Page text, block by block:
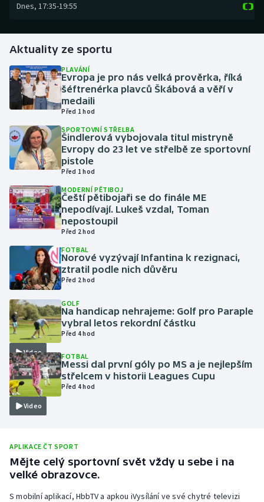
Futsal
Golf
Gymnastika
Házená
Judo
Krasobruslení
Lezení
Lyže a snowboard
Moderní pětiboj
Motorsport
Olympijské hry
Parasport
Plavání
Plážový volejbal
Rychlobruslení
Dnes, 17:35-19:55
Aktuality ze sportu
PLAVÁNÍ
Evropa je pro nás velká prověrka, říká
šéftrenérka plavců Škábová a věří v
medaili
Před 1 hod
SPORTOVNÍ STŘELBA
Šindlerová vybojovala titul mistryně
Evropy do 23 let ve střelbě ze sportovní
pistole
Před 1 hod
MODERNÍ PĚTIBOJ
Čeští pětibojaři se do finále ME
nepodívají. Lukeš vzdal, Toman
nepostoupil
Před 2 hod
FOTBAL
Norové vyzývají Infantina k rezignaci,
ztratil podle nich důvěru
Před 2 hod
Video
GOLF
Na handicap nehrajeme: Golf pro Paraple
vybral letos rekordní částku
Před 4 hod
Video
FOTBAL
Messi dal první góly po MS a je nejlepším
střelcem v historii Leagues Cupu
Před 4 hod
APLIKACE ČT SPORT
Mějte celý sportovní svět vždy u sebe i na
velké obrazovce.
S mobilní aplikací, HbbTV a apkou iVysílání ve své chytré televizi